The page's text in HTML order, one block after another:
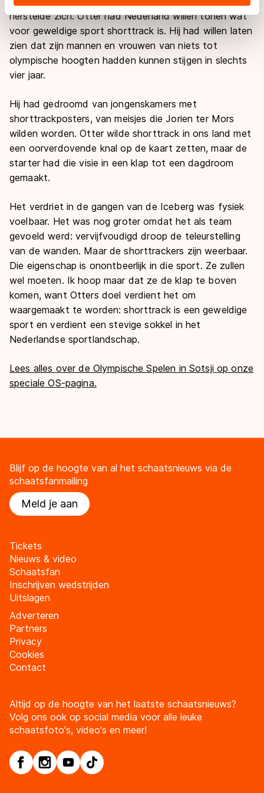
landen buiten de EU, zoals de VS, waar mogelijk geen
adequaat beschermingsniveau geldt volgens de GDPR.
Door op ‘Toestaan’ te klikken, stemt u in met deze
overdracht. Meer informatie vindt u in onscookiebeleid
herstelde zich. Otter had Nederland willen tonen wat
voor geweldige sport shorttrack is. Hij had willen laten
zien dat zijn mannen en vrouwen van niets tot
olympische hoogten hadden kunnen stijgen in slechts
vier jaar.
Hij had gedroomd van jongenskamers met
shorttrackposters, van meisjes die Jorien ter Mors
wilden worden. Otter wilde shorttrack in ons land met
een oorverdovende knal op de kaart zetten, maar de
starter had die visie in een klap tot een dagdroom
gemaakt.
Het verdriet in de gangen van de Iceberg was fysiek
voelbaar. Het was nog groter omdat het als team
gevoeld werd: vervijfvoudigd droop de teleurstelling
van de wanden. Maar de shorttrackers zijn weerbaar.
Die eigenschap is onontbeerlijk in die sport. Ze zullen
wel moeten. Ik hoop maar dat ze de klap te boven
komen, want Otters doel verdient het om
waargemaakt te worden: shorttrack is een geweldige
sport en verdient een stevige sokkel in het
Nederlandse sportlandschap.
Lees alles over de Olympische Spelen in Sotsji op onze
speciale OS-pagina.
Blijf op de hoogte van al het schaatsnieuws via de
schaatsfanmailing
Meld je aan
Tickets
Nieuws & video
Schaatsfan
Inschrijven wedstrijden
Uitslagen
Adverteren
Partners
Privacy
Cookies
Contact
Altijd op de hoogte van het laatste schaatsnieuws?
Volg ons ook op social media voor alle leuke
schaatsfoto's, video's en meer!